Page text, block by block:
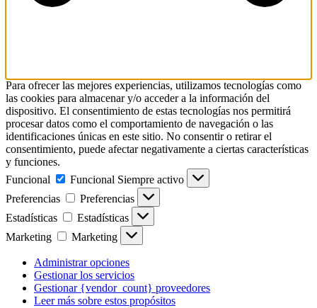
Para ofrecer las mejores experiencias, utilizamos tecnologías como
las cookies para almacenar y/o acceder a la información del
dispositivo. El consentimiento de estas tecnologías nos permitirá
procesar datos como el comportamiento de navegación o las
identificaciones únicas en este sitio. No consentir o retirar el
consentimiento, puede afectar negativamente a ciertas características
y funciones.
Funcional
Funcional Siempre activo
Preferencias
Preferencias
Estadísticas
Estadísticas
Marketing
Marketing
Administrar opciones
Gestionar los servicios
Gestionar {vendor_count} proveedores
Leer más sobre estos propósitos